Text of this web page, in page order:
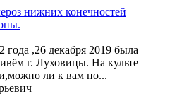
нижних конечностей
,26 декабря 2019 была
г. Луховицы. На культе
ли к вам по...